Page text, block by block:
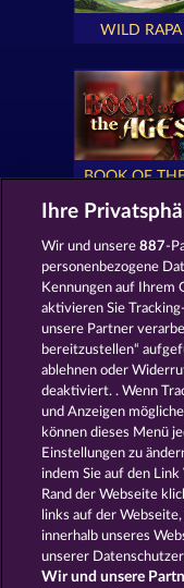
WILD RAPA
BOOK OF
SIMPLY THE
GOLDEN
AGB
Ihre
Wir und unsere887-
personenbezogene
Kennungen auf Ihrem
aktivieren Sie
unsere Partner
bereitzustellen“
ablehnen oder
deaktiviert. . Wenn
und Anzeigen
können dieses Menü
Einstellungen zu
indem Sie auf den
Rand der Webseite
links auf der
innerhalb unseres
unserer
Wir und unsere